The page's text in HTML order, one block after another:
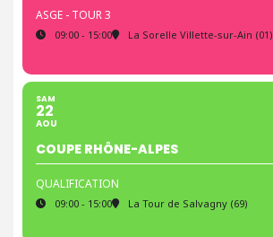
ASGE - TOUR 3
09:00 - 15:00 La Sorelle Villette-sur-Ain (01)
SAM
22
AOU
COUPE RHÔNE-ALPES
QUALIFICATION
09:00 - 15:00 La Tour de Salvagny (69)